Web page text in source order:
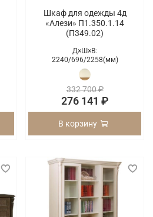
Шкаф для одежды 4д
«Алези» П1.350.1.14
(П349.02)
Д×Ш×В:
2240/696/2258(мм)
332 700 ₽
276 141 ₽
В корзину